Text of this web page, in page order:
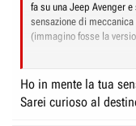
fa su una Jeep Avenger
sensazione di
(immagino fosse la
Tralasciamo poi che
nessuna ragione
nulla di specifico
Ho in mente la tua
Sarei curioso al